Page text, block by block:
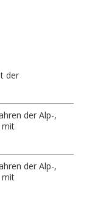
der
der Alp-,
mit
der Alp-,
mit